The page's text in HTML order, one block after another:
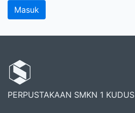
PERPUSTAKAAN SMKN 1 KUDUS